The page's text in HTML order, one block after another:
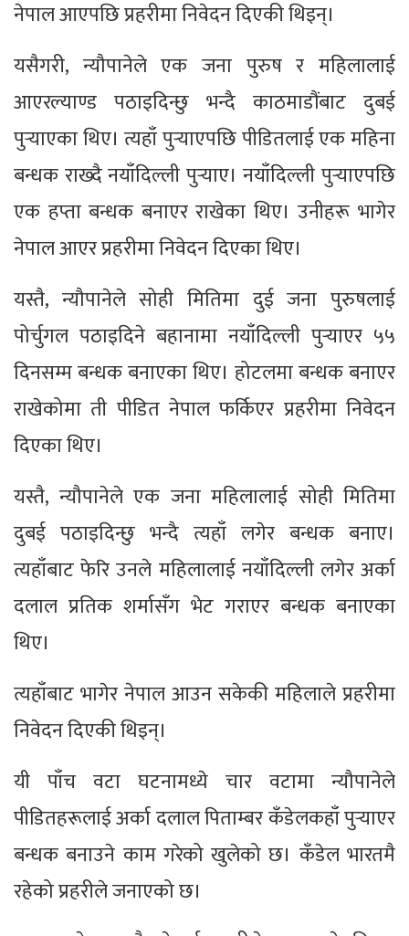
नेपाल आएपछि प्रहरीमा निवेदन दिएकी थिइन्।
यसैगरी, न्यौपानेले एक जना पुरुष र महिलालाई
आएरल्याण्ड पठाइदिन्छु भन्दै काठमाडौंबाट दुबई
पुर्‍याएका थिए। त्यहाँ पुर्‍याएपछि पीडितलाई एक महिना
बन्धक राख्दै नयाँदिल्ली पुर्‍याए। नयाँदिल्ली पुर्‍याएपछि
एक हप्ता बन्धक बनाएर राखेका थिए। उनीहरू भागेर
नेपाल आएर प्रहरीमा निवेदन दिएका थिए।
यस्तै, न्यौपानेले सोही मितिमा दुई जना पुरुषलाई
पोर्चुगल पठाइदिने बहानामा नयाँदिल्ली पुर्‍याएर ५५
दिनसम्म बन्धक बनाएका थिए। होटलमा बन्धक बनाएर
राखेकोमा ती पीडित नेपाल फर्किएर प्रहरीमा निवेदन
दिएका थिए।
यस्तै, न्यौपानेले एक जना महिलालाई सोही मितिमा
दुबई पठाइदिन्छु भन्दै त्यहाँ लगेर बन्धक बनाए।
त्यहाँबाट फेरि उनले महिलालाई नयाँदिल्ली लगेर अर्का
दलाल प्रतिक शर्मासँग भेट गराएर बन्धक बनाएका
थिए।
त्यहाँबाट भागेर नेपाल आउन सकेकी महिलाले प्रहरीमा
निवेदन दिएकी थिइन्।
यी पाँच वटा घटनामध्ये चार वटामा न्यौपानेले
पीडितहरूलाई अर्का दलाल पिताम्बर कँडेलकहाँ पुर्‍याएर
बन्धक बनाउने काम गरेको खुलेको छ। कँडेल भारतमै
रहेको प्रहरीले जनाएको छ।